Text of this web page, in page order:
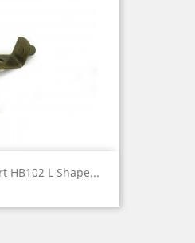
HB102 L Shape...